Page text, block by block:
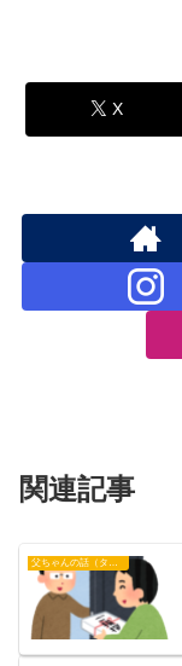
X
関連記事
父ちゃんの話（タイガース）